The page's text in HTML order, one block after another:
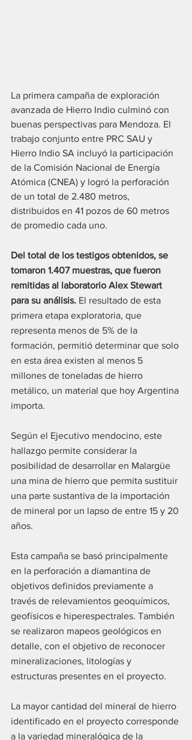
La primera campaña de exploración
avanzada de Hierro Indio culminó con
buenas perspectivas para Mendoza. El
trabajo conjunto entre PRC SAU y
Hierro Indio SA incluyó la participación
de la Comisión Nacional de Energía
Atómica (CNEA) y logró la perforación
de un total de 2.480 metros,
distribuidos en 41 pozos de 60 metros
de promedio cada uno.
Del total de los testigos obtenidos, se
tomaron 1.407 muestras, que fueron
remitidas al laboratorio Alex Stewart
para su análisis. El resultado de esta
primera etapa exploratoria, que
representa menos de 5% de la
formación, permitió determinar que solo
en esta área existen al menos 5
millones de toneladas de hierro
metálico, un material que hoy Argentina
importa.
Según el Ejecutivo mendocino, este
hallazgo permite considerar la
posibilidad de desarrollar en Malargüe
una mina de hierro que permita sustituir
una parte sustantiva de la importación
de mineral por un lapso de entre 15 y 20
años.
Esta campaña se basó principalmente
en la perforación a diamantina de
objetivos definidos previamente a
través de relevamientos geoquímicos,
geofísicos e hiperespectrales. También
se realizaron mapeos geológicos en
detalle, con el objetivo de reconocer
mineralizaciones, litologías y
estructuras presentes en el proyecto.
La mayor cantidad del mineral de hierro
identificado en el proyecto corresponde
a la variedad mineralógica de la